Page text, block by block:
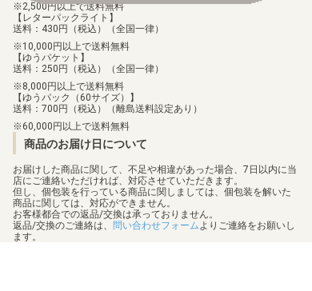
2,500円以上で送料無料
【レターパックライト】
送料：430円（税込）（全国一律）
10,000円以上で送料無料
【ゆうパケット】
送料：250円（税込）（全国一律）
8,000円以上で送料無料
【ゆうパック（60サイズ）】
送料：700円（税込）（離島送料設定あり）
60,000円以上で送料無料
商品のお届け日について
お届けした商品に関して、不足や相違があった場合、7日以内に当
店にご連絡いただければ、対応させていただきます。
但し、個包装を行っている商品に関しましては、個包装を解いた
商品に関しては、対応ができません。
お客様都合での返品/交換は承っておりません。
返品/交換のご連絡は、 問い合わせフォームよりご連絡をお願いし
ます。